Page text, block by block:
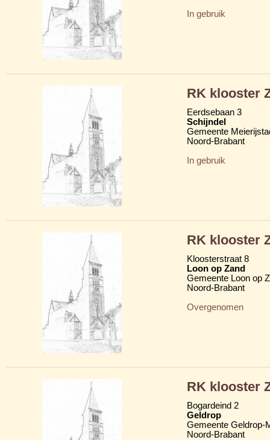
In gebruik
RK klooster
Eerdsebaan 3
Schijndel
Gemeente
Noord-Brabant
In gebruik
RK klooster
Kloosterstraat 8
Loon op Zand
Gemeente Loon op
Noord-Brabant
Overgenomen
RK klooster
Bogardeind 2
Geldrop
Gemeente Geldrop-
Noord-Brabant